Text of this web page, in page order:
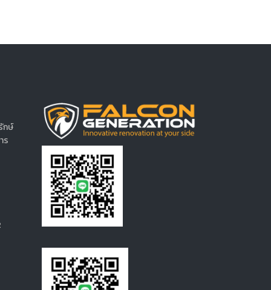
กษ์
ร